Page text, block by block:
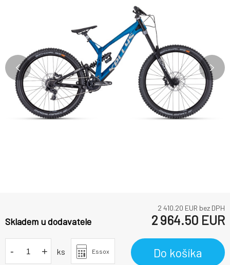
2 410.20 EUR bez DPH
Skladem u dodavatele 2 964.50 EUR
- + ks Essox Do košíka